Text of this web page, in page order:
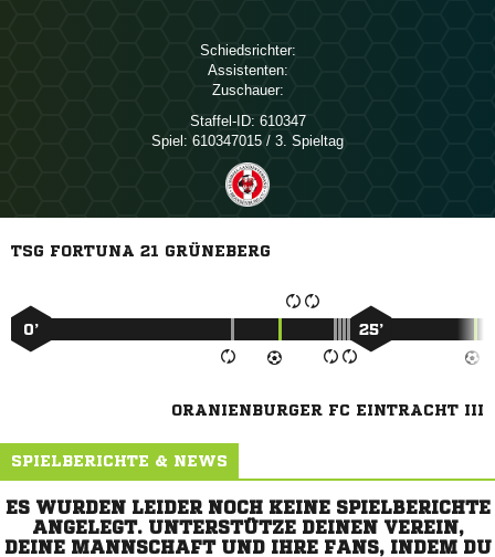
Schiedsrichter:
Assistenten:
Zuschauer:
Staffel-ID: 610347
Spiel: 610347015 / 3. Spieltag
TSG FORTUNA 21 GRÜNEBERG
0’ 25’
ORANIENBURGER FC EINTRACHT III
SPIELBERICHTE & NEWS
ES WURDEN LEIDER NOCH KEINE SPIELBERICHTE
ANGELEGT. UNTERSTÜTZE DEINEN VEREIN,
DEINE MANNSCHAFT UND IHRE FANS, INDEM DU